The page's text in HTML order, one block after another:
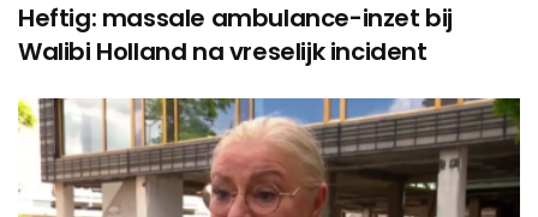
Heftig: massale ambulance-inzet bij
Walibi Holland na vreselijk incident